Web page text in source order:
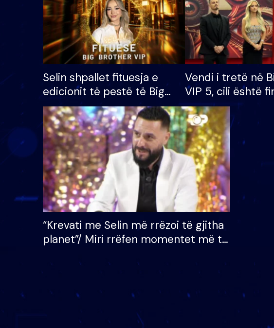
Selin shpallet fituesja e
edicionit të pestë të Big
Brother VIP, rrëmben
çmimin e madh prej 100
mijë eurosh
Vendi i tretë në
VIP 5, cili është
radhës që lë
“Krevati me Selin më rrëzoi të gjitha
planet”/ Miri rrëfen momentet më të
mungojë zilja e mëngjesit kur…